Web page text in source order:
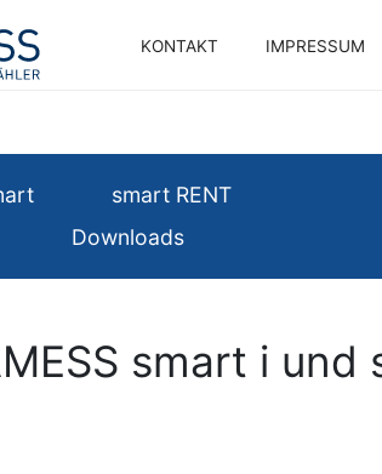
KONTAKT IMPRESSUM
smart RENT
Downloads
smart i und